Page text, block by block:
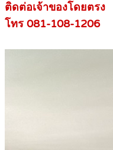
ติดต่อเจ้าของโดยตรง
โทร 081-108-1206